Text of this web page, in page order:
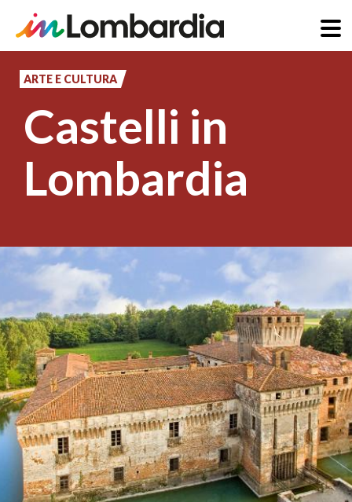
principale
ARTE E CULTURA
Castelli in
Lombardia